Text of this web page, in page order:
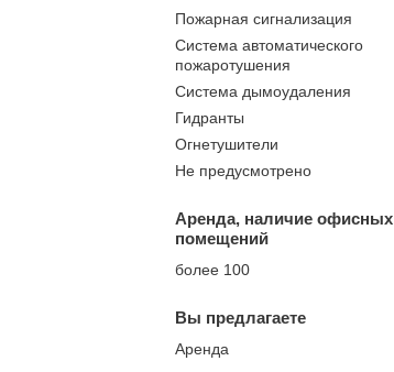
Пожарная сигнализация
Система автоматического
пожаротушения
Система дымоудаления
Гидранты
Огнетушители
Не предусмотрено
Аренда, наличие офисных
помещений
более 100
Вы предлагаете
Аренда